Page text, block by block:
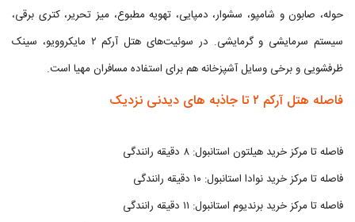
حوله، صابون و شامپو، سشوار، دمپایی، تهویه مطبوع، میز تحریر، کتری برقی،
سیستم سرمایشی و گرمایشی. در سوئیت‌های هتل آرکم ۲ مایکروویو، سینک
ظرفشویی و برخی وسایل آشپزخانه هم برای استفاده مسافران مهیا است.
فاصله هتل آرکم ۲ تا جاذبه های دیدنی نزدیک
فاصله تا مرکز خرید هیلتون استانبول: ۸ دقیقه رانندگی
فاصله تا مرکز خرید نوادا استانبول: ۱۰ دقیقه رانندگی
فاصله تا مرکز خرید برندیوم استانبول: ۱۱ دقیقه رانندگی